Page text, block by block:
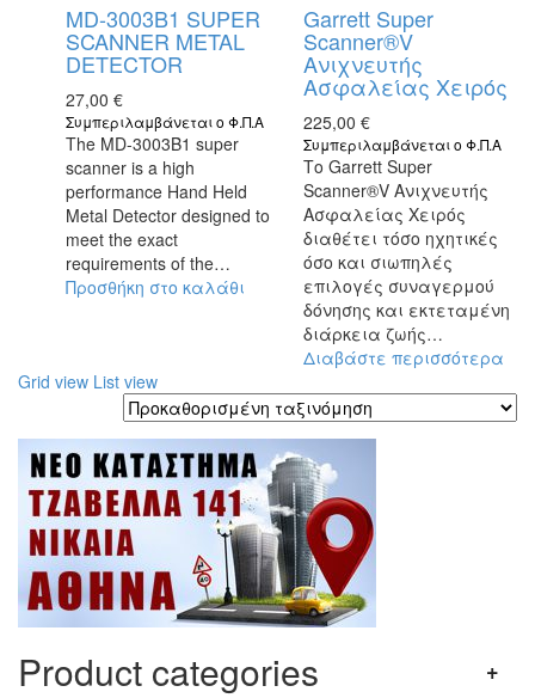
Product categories
MD-3003B1 SUPER
SCANNER METAL
DETECTOR
27,00 €
Συμπεριλαμβάνεται ο Φ.Π.Α
The MD-3003B1 super
scanner is a high
performance Hand Held
Metal Detector designed to
meet the exact
requirements of the…
Προσθήκη στο καλάθι
Garrett Super
Scanner®V
Ανιχνευτής
Ασφαλείας Χειρός
225,00 €
Συμπεριλαμβάνεται ο Φ.Π.Α
Το Garrett Super
Scanner®V Ανιχνευτής
Ασφαλείας Χειρός
διαθέτει τόσο ηχητικές
όσο και σιωπηλές
επιλογές συναγερμού
δόνησης και εκτεταμένη
διάρκεια ζωής…
Διαβάστε περισσότερα
Grid view List view